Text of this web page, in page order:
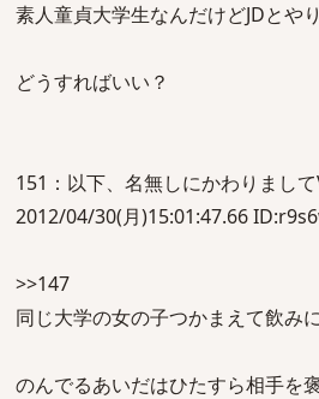
素人童貞大学生なんだけどJDとやり
どうすればいい？
151：以下、名無しにかわりまし
2012/04/30(月)15:01:47.66
>>147
同じ大学の女の子つかまえて飲み
のんでるあいだはひたすら相手を